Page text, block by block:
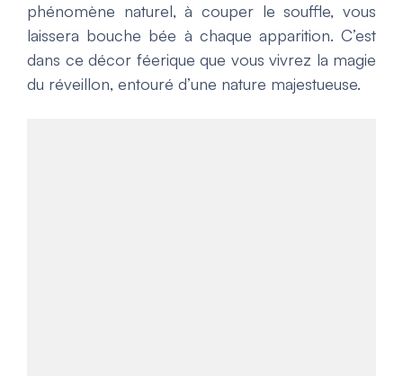
phénomène naturel, à couper le souffle, vous
laissera bouche bée à chaque apparition. C’est
dans ce décor féerique que vous vivrez la magie
du réveillon, entouré d’une nature majestueuse.